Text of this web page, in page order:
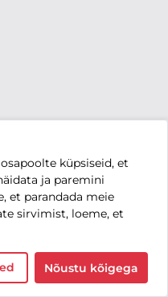
küpsiseid, et
ja paremini
et parandada meie
sirvimist, loeme, et
Nõustu kõigega